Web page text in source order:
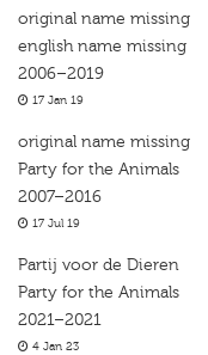
original name missing
english name missing
2006–2019
17 Jan 19
original name missing
Party for the Animals
2007–2016
17 Jul 19
Partij voor de Dieren
Party for the Animals
2021–2021
4 Jan 23